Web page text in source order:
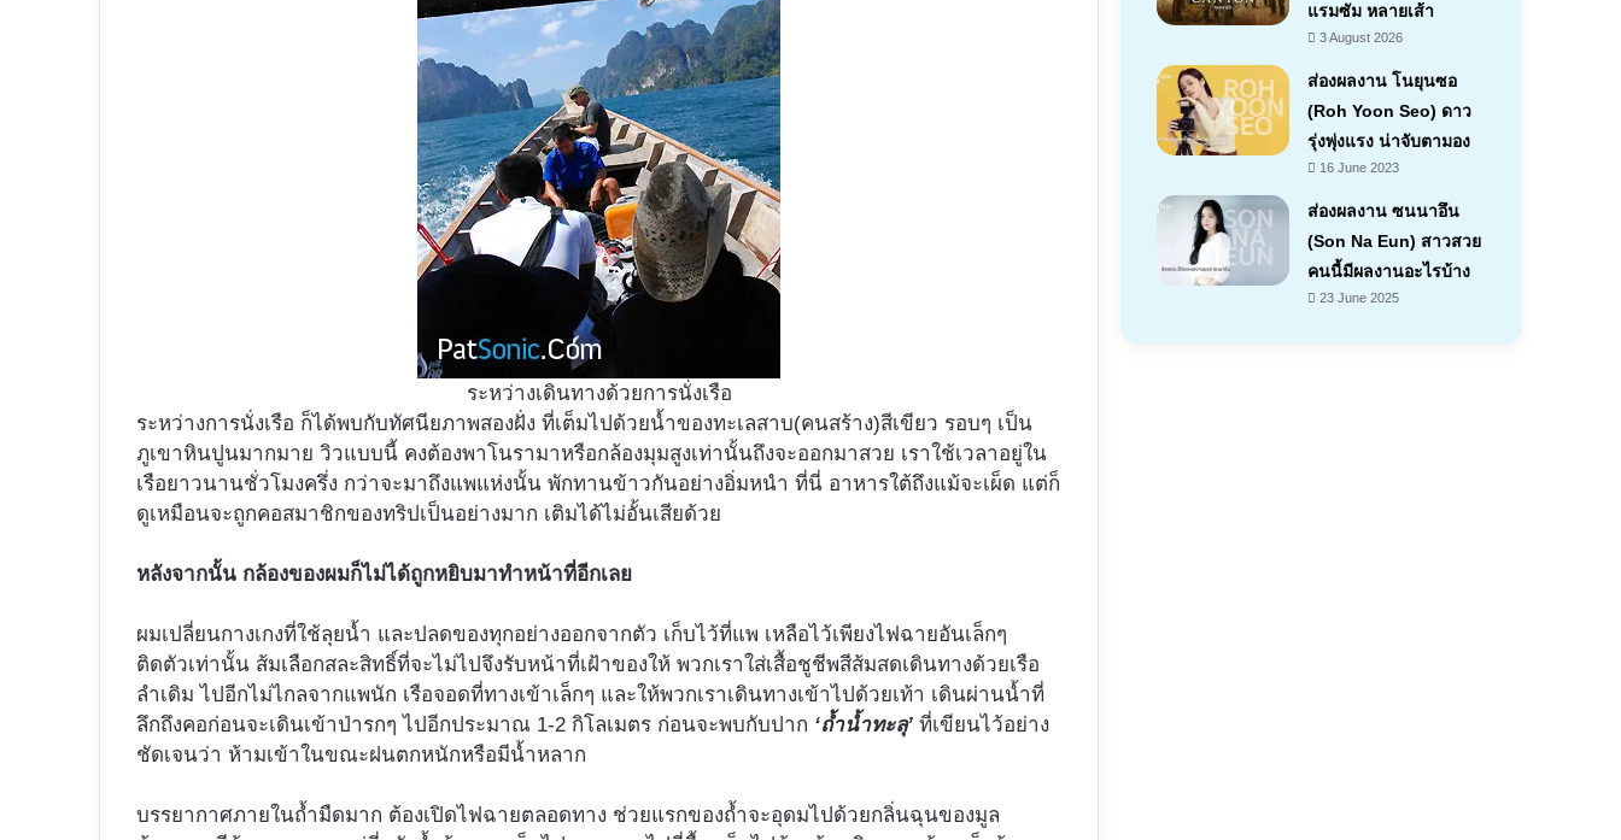
ระหว่างเดินทางด้วยการนั่งเรือ
ระหว่างการนั่งเรือ ก็ได้พบกับทัศนียภาพสองฝั่ง ที่เต็มไปด้วยน้ำของทะเลสาบ(คนสร้าง)สีเขียว รอบๆ เป็น
ภูเขาหินปูนมากมาย วิวแบบนี้ คงต้องพาโนรามาหรือกล้องมุมสูงเท่านั้นถึงจะออกมาสวย เราใช้เวลาอยู่ใน
เรือยาวนานชั่วโมงครึ่ง กว่าจะมาถึงแพแห่งนั้น พักทานข้าวกันอย่างอิ่มหนำ ที่นี่ อาหารใต้ถึงแม้จะเผ็ด แต่ก็
ดูเหมือนจะถูกคอสมาชิกของทริปเป็นอย่างมาก เติมได้ไม่อั้นเสียด้วย
หลังจากนั้น กล้องของผมก็ไม่ได้ถูกหยิบมาทำหน้าที่อีกเลย
ผมเปลี่ยนกางเกงที่ใช้ลุยน้ำ และปลดของทุกอย่างออกจากตัว เก็บไว้ที่แพ เหลือไว้เพียงไฟฉายอันเล็กๆ
ติดตัวเท่านั้น ส้มเลือกสละสิทธิ์ที่จะไม่ไปจึงรับหน้าที่เฝ้าของให้ พวกเราใส่เสื้อชูชีพสีส้มสดเดินทางด้วยเรือ
ลำเดิม ไปอีกไม่ไกลจากแพนัก เรือจอดที่ทางเข้าเล็กๆ และให้พวกเราเดินทางเข้าไปด้วยเท้า เดินผ่านน้ำที่
ลึกถึงคอก่อนจะเดินเข้าป่ารกๆ ไปอีกประมาณ 1-2 กิโลเมตร ก่อนจะพบกับปาก ‘ถ้ำน้ำทะลุ’ ที่เขียนไว้อย่าง
ชัดเจนว่า ห้ามเข้าในขณะฝนตกหนักหรือมีน้ำหลาก
บรรยากาศภายในถ้ำมืดมาก ต้องเปิดไฟฉายตลอดทาง ช่วยแรกของถ้ำจะอุดมไปด้วยกลิ่นฉุนของมูล
7.1
แรมซัม หลายเส้า
3 August 2026
ส่องผลงาน โนยุนซอ
(Roh Yoon Seo) ดาว
รุ่งพุ่งแรง น่าจับตามอง
16 June 2023
ส่องผลงาน ซนนาอึน
(Son Na Eun) สาวสวย
คนนี้มีผลงานอะไรบ้าง
23 June 2025